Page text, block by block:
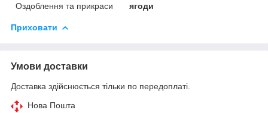
Оздоблення та прикраси
ягоди
Приховати
Умови доставки
Доставка здійснюється тільки по передоплаті.
Нова Пошта